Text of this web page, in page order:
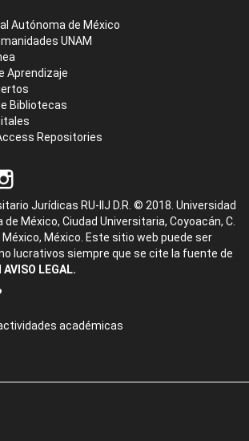
Autónoma de México
UNAM
Aprendizaje
Bibliotecas
Repositories
Jurídicas RU-IIJ D.R. © 2018. Universidad
México, Ciudad Universitaria, Coyoacán, C.
México, México. Este sitio web puede ser
lucrativos siempre que se cite la fuente de
AVISO LEGAL.
académicas